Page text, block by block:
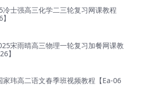
冷士强高三化学二三轮复习网课教程
宋雨晴高三物理一轮复习加餐网课教
】
家玮高二语文春季班视频教程【Ea-06